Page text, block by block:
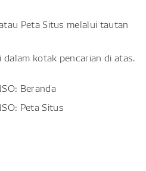
Peta Situs melalui tautan
kotak pencarian di atas.
Beranda
Peta Situs